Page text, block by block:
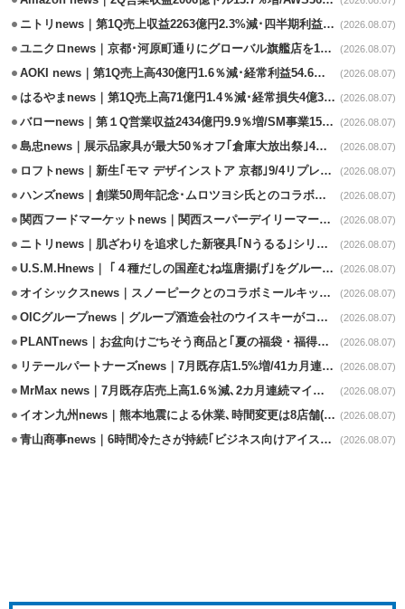
ニトリnews｜第1Q売上収益2263億円2.3%減･四半期利益1.4％減 (2026.08.07)
ユニクロnews｜京都･河原町通りにグローバル旗艦店を11/6開設 (2026.08.07)
AOKI news｜第1Q売上高430億円1.6％減･経常利益54.6％減 (2026.08.07)
はるやまnews｜第1Q売上高71億円1.4％減･経常損失4億3800万円 (2026.08.07)
バローnews｜第１Q営業収益2434億円9.9％増/SM事業15.5％増と絶好調 (2026.08.07)
島忠news｜展示品家具が最大50％オフ｢倉庫大放出祭｣4店舗限定で開催 (2026.08.07)
ロフトnews｜新生｢モマ デザインストア 京都｣9/4リプレイスオープン (2026.08.07)
ハンズnews｜創業50周年記念･ムロツヨシ氏とのコラボ企画｢ムロハンズ｣開催 (2026.08.07)
関西フードマーケットnews｜関西スーパーデイリーマート蒲生店8/7改装 (2026.08.07)
ニトリnews｜肌ざわりを追求した新寝具｢Nうるる｣シリーズを発売 (2026.08.07)
U.S.M.Hnews｜ ｢４種だしの国産むね塩唐揚げ｣をグループ610店で共同販促 (2026.08.07)
オイシックスnews｜スノーピークとのコラボミールキット8/13発売 (2026.08.07)
OICグループnews｜グループ酒造会社のウイスキーがコンペティション受賞 (2026.08.07)
PLANTnews｜お盆向けごちそう商品と｢夏の福袋・福得カート｣8/8から開催 (2026.08.07)
リテールパートナーズnews｜7月既存店1.5%増/41カ月連続増 (2026.08.07)
MrMax news｜7月既存店売上高1.6％減､2カ月連続マイナス (2026.08.07)
イオン九州news｜熊本地震による休業､時間変更は8店舗(8/7時点) (2026.08.07)
青山商事news｜6時間冷たさが持続｢ビジネス向けアイスベスト｣発売 (2026.08.07)